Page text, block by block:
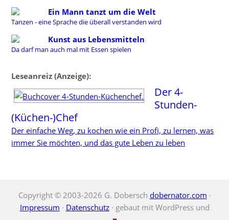
Ein Mann tanzt um die Welt
Tanzen - eine Sprache die überall verstanden wird
Kunst aus Lebensmitteln
Da darf man auch mal mit Essen spielen
Leseanreiz (Anzeige):
Der 4-
Stunden-
(Küchen-)Chef
Der einfache Weg, zu kochen wie ein Profi, zu lernen, was
immer Sie möchten, und das gute Leben zu leben
Copyright © 2003-2026 G. Dobersch dobernator.com ·
Impressum · Datenschutz· gebaut mit WordPress und